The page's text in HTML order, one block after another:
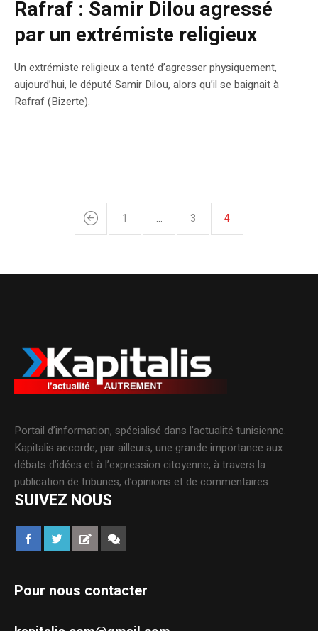
Rafraf : Samir Dilou agressé
par un extrémiste religieux
Un extrémiste religieux a tenté d’agresser physiquement,
aujourd’hui, le député Samir Dilou, alors qu’il se baignait à
Rafraf (Bizerte).
1 … 3 4
Portail d’information, spécialisé dans l’actualité tunisienne.
Kapitalis accorde, par ailleurs, une grande importance aux
débats d’idées et à l’expression citoyenne, à travers la
publication de tribunes, d’opinions et de commentaires.
SUIVEZ NOUS
Pour nous contacter